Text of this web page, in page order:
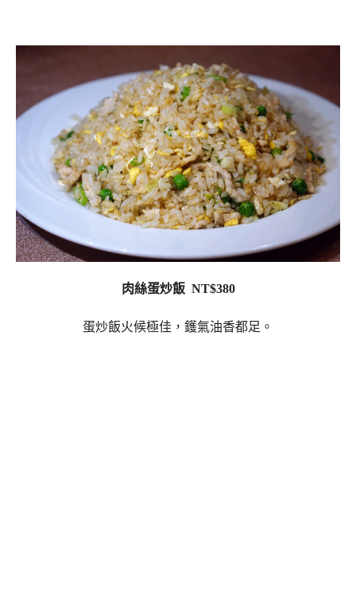
肉絲蛋炒飯 NT$380
蛋炒飯火候極佳，鑊氣油香都足。